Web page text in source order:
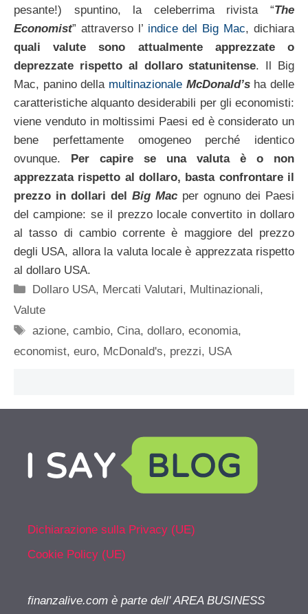
pesante!) spuntino, la celeberrima rivista “The
Economist” attraverso l’indice del Big Mac, dichiara
quali valute sono attualmente apprezzate o
deprezzate rispetto al dollaro statunitense. Il Big
Mac, panino della multinazionale McDonald’sha delle
caratteristiche alquanto desiderabili per gli economisti:
viene venduto in moltissimi Paesi ed è considerato un
bene perfettamente omogeneo perché identico
ovunque. Per capire se una valuta è o non
apprezzata rispetto al dollaro, basta confrontare il
prezzo in dollari del Big Mac per ognuno dei Paesi
del campione: se il prezzo locale convertito in dollaro
al tasso di cambio corrente è maggiore del prezzo
degli USA, allora la valuta locale è apprezzata rispetto
al dollaro USA.
Categorie
Dollaro USA, Mercati Valutari, Multinazionali,
Valute
Tag
azione,cambio, Cina,dollaro,economia,
economist, euro, McDonald's, prezzi, USA
Dichiarazione sulla Privacy (UE)
Cookie Policy (UE)
finanzalive.com è parte dell' AREA BUSINESS